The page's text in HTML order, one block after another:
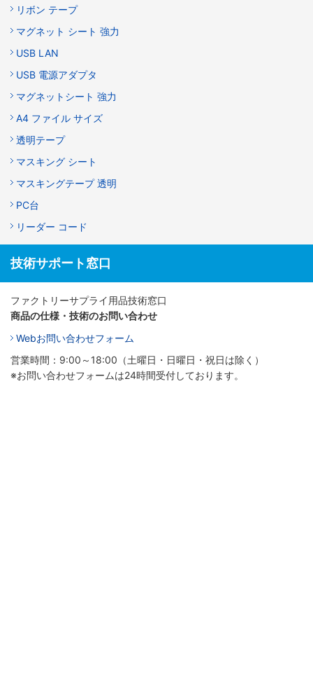
リボン テープ
マグネット シート 強力
USB LAN
USB 電源アダプタ
マグネットシート 強力
A4 ファイル サイズ
透明テープ
マスキング シート
マスキングテープ 透明
PC台
リーダー コード
技術サポート窓口
ファクトリーサプライ用品技術窓口
商品の仕様・技術のお問い合わせ
Webお問い合わせフォーム
営業時間：9:00～18:00（土曜日・日曜日・祝日は除く）
※お問い合わせフォームは24時間受付しております。